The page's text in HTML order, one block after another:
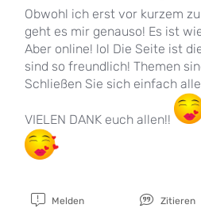
Obwohl ich erst vor kurzem
geht es mir genauso! Es ist
Aber online! lol Die Seite ist
sind so freundlich! Themen
Schließen Sie sich einfach
VIELEN DANK euch allen!!
Melden Zitieren